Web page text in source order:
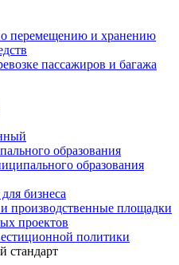
перемещению и хранению
пассажиров и багажа
образования
образования
бизнеса
производственные площадки
проектов
политики
стандарт